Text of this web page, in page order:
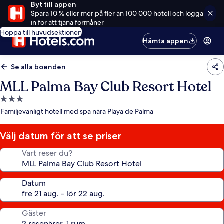
Byt till appen
Spara 10 % eller mer på fler än 100 000 hotell och logga
in för att tjäna förmåner
Hoppa till huvudsektionen
Hämta appen
Se alla boenden
MLL Palma Bay Club Resort Hotel
3.0-
stjärnigt
Familjevänligt hotell med spa nära Playa de Palma
Välj datum för att se priser
Vart reser du?
Datum
Gäster